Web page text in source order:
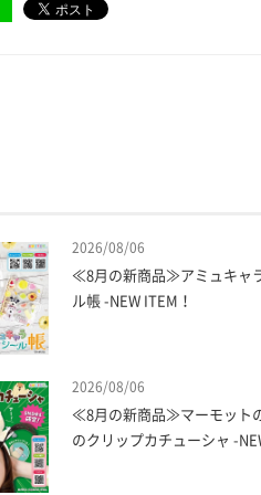
2026/08/06
≪8月の新商品≫アミュキャ
ル帳 -NEW ITEM！
2026/08/06
≪8月の新商品≫マーモット
のクリップカチューシャ -